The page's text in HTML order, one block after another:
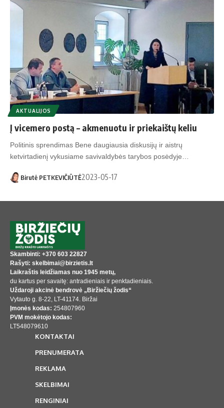
AKTUALIJOS
Į vicemero postą – akmenuotu ir priekaištų keliu
Politinis sprendimas Bene daugiausia diskusijų ir aistrų
ketvirtadienį vykusiame savivaldybės tarybos posėdyje…
Birutė PETKEVIČIŪTĖ2023-05-17
Skambinti: +370 603 22827
Rašyti: skelbimai@birzietis.lt
Laikraštis leidžiamas nuo 1945 metų,
du kartus per savaitę: antradieniais ir penktadieniais.
Uždaroji akcinė bendrovė „Biržiečių žodis“
Vytauto g. 8-22, LT-41174. Biržai
Įmonės kodas: 254807960
PVM mokėtojo kodas:
LT548079610
KONTAKTAI
PRENUMERATA
REKLAMA
SKELBIMAI
RENGINIAI